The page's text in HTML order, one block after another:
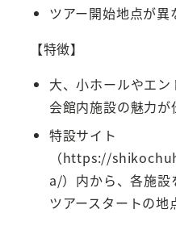
ツアー開始地点が
【特徴】
大、小ホールやエ
会館内施設の魅力が
特設サイト
（https://
a/）内から、各施設
ツアースタートの地